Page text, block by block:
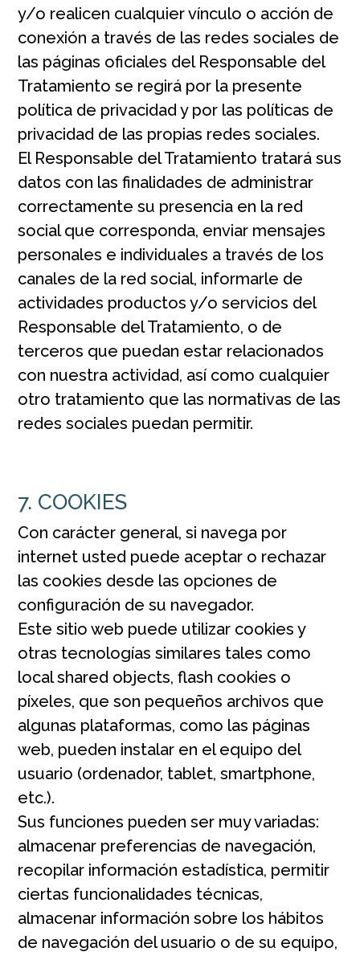
y/o realicen cualquier vínculo o acción de
conexión a través de las redes sociales de
las páginas oficiales del Responsable del
Tratamiento se regirá por la presente
política de privacidad y por las políticas de
privacidad de las propias redes sociales.
El Responsable del Tratamiento tratará sus
datos con las finalidades de administrar
correctamente su presencia en la red
social que corresponda, enviar mensajes
personales e individuales a través de los
canales de la red social, informarle de
actividades productos y/o servicios del
Responsable del Tratamiento, o de
terceros que puedan estar relacionados
con nuestra actividad, así como cualquier
otro tratamiento que las normativas de las
redes sociales puedan permitir.
7. COOKIES
Con carácter general, si navega por
internet usted puede aceptar o rechazar
las cookies desde las opciones de
configuración de su navegador.
Este sitio web puede utilizar cookies y
otras tecnologías similares tales como
local shared objects, flash cookies o
píxeles, que son pequeños archivos que
algunas plataformas, como las páginas
web, pueden instalar en el equipo del
usuario (ordenador, tablet, smartphone,
etc.).
Sus funciones pueden ser muy variadas:
almacenar preferencias de navegación,
recopilar información estadística, permitir
ciertas funcionalidades técnicas,
almacenar información sobre los hábitos
de navegación del usuario o de su equipo,